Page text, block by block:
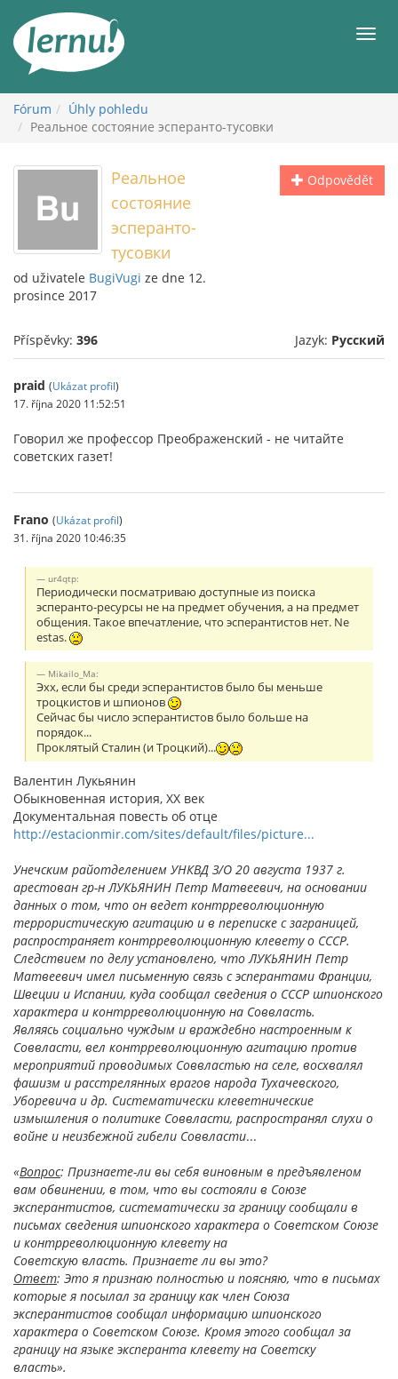
obsahu
Fórum
Úhly pohledu
Реальное состояние эсперанто-тусовки
Odpovědět
Реальное
состояние
эсперанто-
тусовки
od uživatele BugiVugi ze dne 12.
prosince 2017
Příspěvky: 396 Jazyk: Русский
praid (Ukázat profil)
17. října 2020 11:52:51
Говорил же профессор Преображенский - не читайте
советских газет!
Frano (Ukázat profil)
31. října 2020 10:46:35
ur4qtp:
Периодически посматриваю доступные из поиска
эсперанто-ресурсы не на предмет обучения, а на предмет
общения. Такое впечатление, что эсперантистов нет. Ne
estas.
Mikailo_Ma:
Эхх, если бы среди эсперантистов было бы меньше
троцкистов и шпионов
Сейчас бы число эсперантистов было больше на
порядок...
Проклятый Сталин (и Троцкий)...
Валентин Лукьянин
Обыкновенная история, XX век
Документальная повесть об отце
http://estacionmir.com/sites/default/files/picture...
Унечским райотделением УНКВД З/О 20 августа 1937 г.
арестован гр-н ЛУКЬЯНИН Петр Матвеевич, на основании
данных о том, что он ведет контрреволюционную
террористическую агитацию и в переписке с заграницей,
распространяет контрреволюционную клевету о СССР.
Следствием по делу установлено, что ЛУКЬЯНИН Петр
Матвеевич имел письменную связь с эсперантами Франции,
Швеции и Испании, куда сообщал сведения о СССР шпионского
характера и контрреволюционную на Соввласть.
Являясь социально чуждым и враждебно настроенным к
Соввласти, вел контрреволюционную агитацию против
мероприятий проводимых Соввластью на селе, восхвалял
фашизм и расстрелянных врагов народа Тухачевского,
Уборевича и др. Систематически клеветнические
измышления о политике Соввласти, распространял слухи о
войне и неизбежной гибели Соввласти...
«Вопрос: Признаете-ли вы себя виновным в предъявленом
вам обвинении, в том, что вы состояли в Союзе
эксперантистов, систематически за границу сообщали в
письмах сведения шпионского характера о Советском Союзе
и контрреволюционную клевету на
Советскую власть. Признаете ли вы это?
Ответ: Это я признаю полностью и поясняю, что в письмах
которые я посылал за границу как член Союза
эксперантистов сообщал информацию шпионского
характера о Советском Союзе. Кромя этого сообщал за
границу на языке эксперанта клевету на Советску
власть».